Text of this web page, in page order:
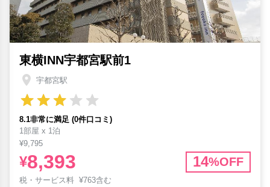
東横INN宇都宮駅前1
宇都宮駅
8.1非常に満足 (0件口コミ)
1部屋 x 1泊
¥9,795
¥8,393 14%OFF
税・サービス料 ¥763含む